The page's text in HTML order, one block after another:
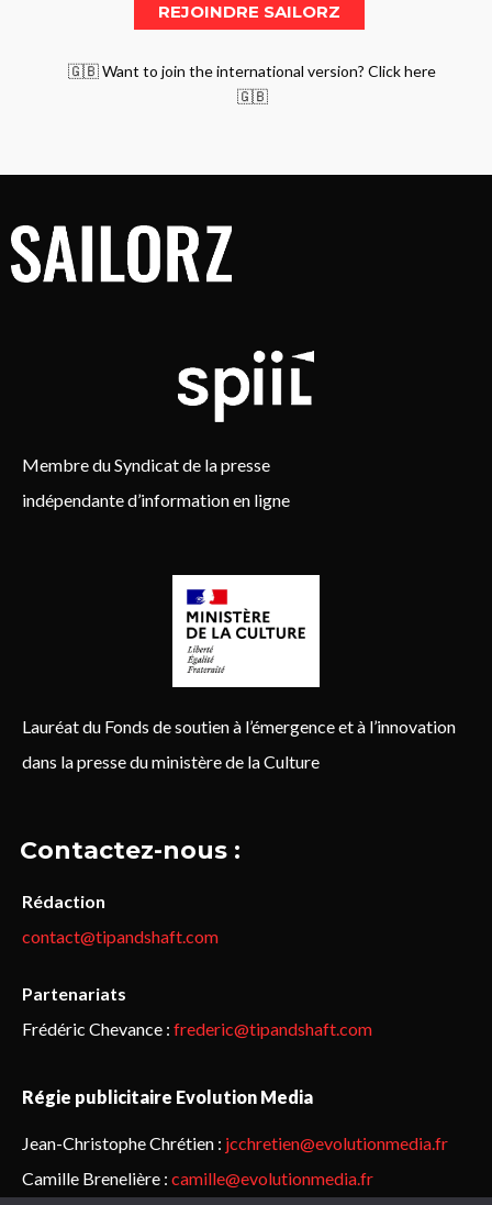
🇬🇧 Want to join the international version? Click here
🇬🇧
Membre du Syndicat de la presse
indépendante d’information en ligne
Lauréat du Fonds de soutien à l’émergence et à l’innovation
dans la presse du ministère de la Culture
Contactez-nous :
Rédaction
contact@tipandshaft.com
Partenariats
Frédéric Chevance : frederic@tipandshaft.com
Régie publicitaire Evolution Media
Jean-Christophe Chrétien : jcchretien@evolutionmedia.fr
Camille Brenelière : camille@evolutionmedia.fr